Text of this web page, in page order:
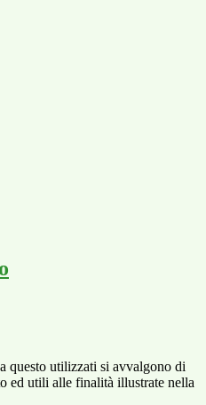
questo utilizzati si avvalgono di
ed utili alle finalità illustrate nella